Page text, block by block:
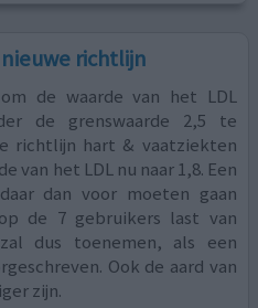
richtlijn
de waarde van het LDL
de grenswaarde 2,5 te
richtlijn hart & vaatziekten
van het LDL nu naar 1,8. Een
dan voor moeten gaan
de 7 gebruikers last van
dus toenemen, als een
Ook de aard van
zijn.